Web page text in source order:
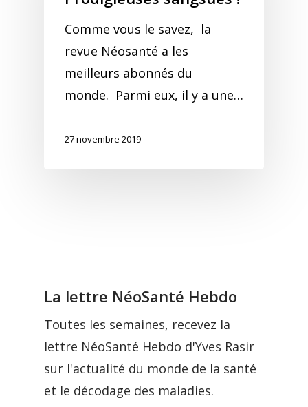
Comme vous le savez, la
revue Néosanté a les
meilleurs abonnés du
monde. Parmi eux, il y a une…
27 novembre 2019
La lettre NéoSanté Hebdo
Toutes les semaines, recevez la
lettre NéoSanté Hebdo d'Yves Rasir
sur l'actualité du monde de la santé
et le décodage des maladies.